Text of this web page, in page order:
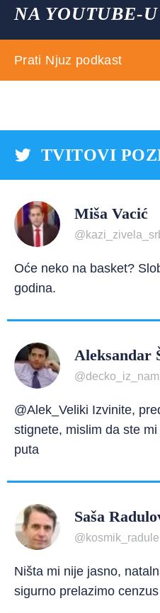
NA YOUTUBE-U
Prati Njuz podkast
TVITOVI
Miša Vacić
Oće neko na basket?
godina.
Aleksandar
@Alek_Veliki Izvinite,
stignete, mislim da ste
puta
Saša
@kosmik_radule
Ništa mi nije jasno,
sigurno prelazimo